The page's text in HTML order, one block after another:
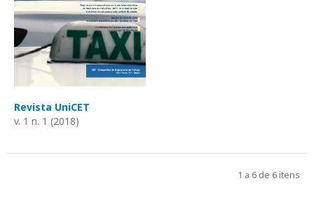
Revista UniCET
v. 1 n. 1 (2018)
1 a 6 de 6 itens